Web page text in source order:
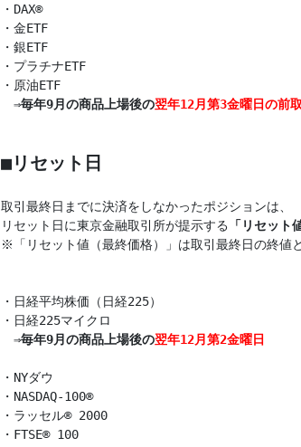
・DAX®
・金ETF
・銀ETF
・プラチナETF
・原油ETF
⇒毎年9月の商品上場後の翌年12月第3金曜日の前
■リセット日
取引最終日までに決済をしなかったポジションは、
リセット日に東京金融取引所が提示する
「リセット
※「リセット値（最終価格）」は取引最終日の終値
・日経平均株価（日経225）
・日経225マイクロ
⇒毎年9月の商品上場後の翌年12月第2金曜日
・NYダウ
・NASDAQ-100®
・ラッセル® 2000
・FTSE® 100